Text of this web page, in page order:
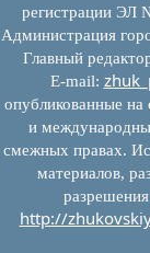
регистрации ЭЛ
Администрация
Главный
E‑mail:
опубликованные на
и
смежных правах.
материалов,
http://